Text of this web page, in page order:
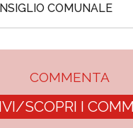
COMUNALE
COMMENTA
SCOPRI I